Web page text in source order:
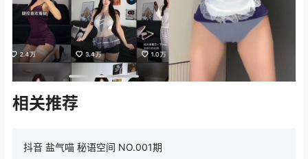
相关推荐
抖音 盐气喵 秘语空间 NO.001期